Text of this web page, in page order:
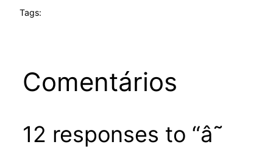
Tags:
Comentários
12 responses to “â˜